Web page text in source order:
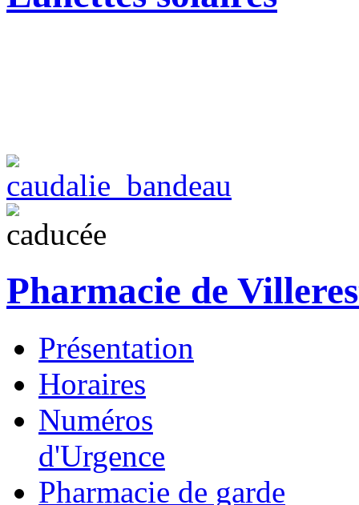
Pharmacie de
Présentation
Horaires
Numéros
d'Urgence
Pharmacie de garde